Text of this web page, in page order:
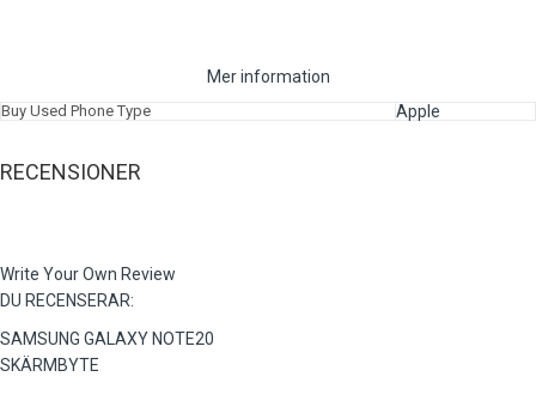
Mer information
Buy Used Phone Type Apple
RECENSIONER
Write Your Own Review
DU RECENSERAR:
SAMSUNG GALAXY NOTE20
SKÄRMBYTE